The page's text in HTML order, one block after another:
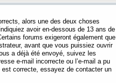
alors une des deux choses
avoir en-dessous de 13 ans de
forums exigeront également que
avant que vous puissiez ouvrir
a déjà été envoyé, suivez les
e-mail incorrecte ou l’e-mail a pu
est correcte, essayez de contacter un